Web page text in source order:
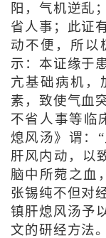
阳，气机逆乱
省人事；此证
动不便，所以
示：本证缘于
亢基础病机，
素，致使气血
不省人事等临
熄风汤》谓：
肝风内动，以
脑中所菀之血
张锡纯不但对
镇肝熄风汤予
文的研经方法。